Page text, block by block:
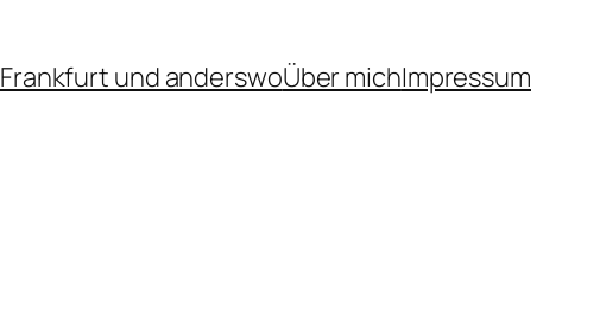
Frankfurt und anderswoÜber michImpressum